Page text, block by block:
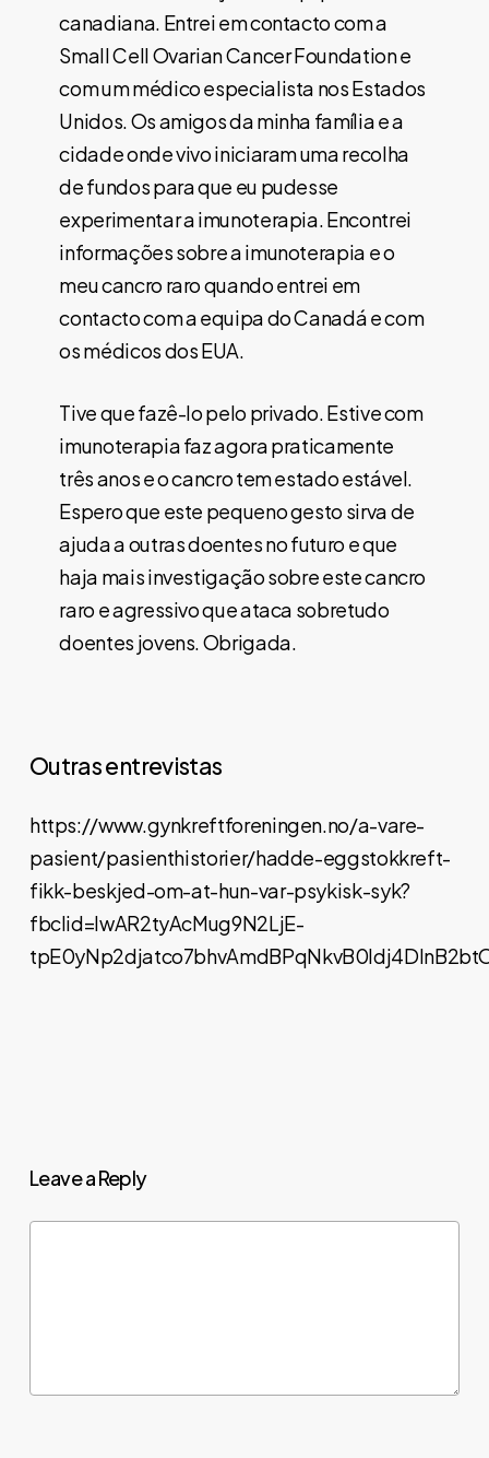
canadiana. Entrei em contacto com a
Small Cell Ovarian Cancer Foundation e
com um médico especialista nos Estados
Unidos. Os amigos da minha família e a
cidade onde vivo iniciaram uma recolha
de fundos para que eu pudesse
experimentar a imunoterapia. Encontrei
informações sobre a imunoterapia e o
meu cancro raro quando entrei em
contacto com a equipa do Canadá e com
os médicos dos EUA.
Tive que fazê-lo pelo privado. Estive com
imunoterapia faz agora praticamente
três anos e o cancro tem estado estável.
Espero que este pequeno gesto sirva de
ajuda a outras doentes no futuro e que
haja mais investigação sobre este cancro
raro e agressivo que ataca sobretudo
doentes jovens. Obrigada.
Outras entrevistas
https://www.gynkreftforeningen.no/a-vare-
pasient/pasienthistorier/hadde-eggstokkreft-
fikk-beskjed-om-at-hun-var-psykisk-syk?
fbclid=IwAR2tyAcMug9N2LjE-
Leave a Reply